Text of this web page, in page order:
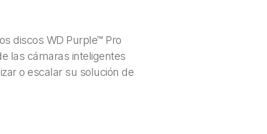
discos WD Purple™ Pro
las cámaras inteligentes
o escalar su solución de